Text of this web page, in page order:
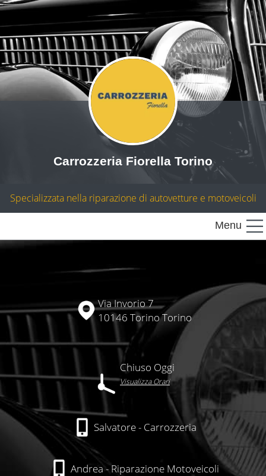
Carrozzeria Fiorella Torino
Specializzata nella riparazione di autovetture e motoveicoli
Menu
Via Invorio 7
10146 Torino Torino
Chiuso Oggi
Visualizza Orari
Salvatore - Carrozzeria
Andrea - Riparazione Motoveicoli